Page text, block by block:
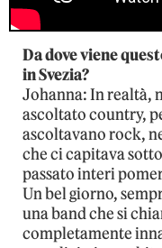
Da dove viene
in Svezia?
Johanna: In realtà,
ascoltato country,
ascoltavano rock,
che ci capitava
passato interi
Un bel giorno,
una band che si
completamente